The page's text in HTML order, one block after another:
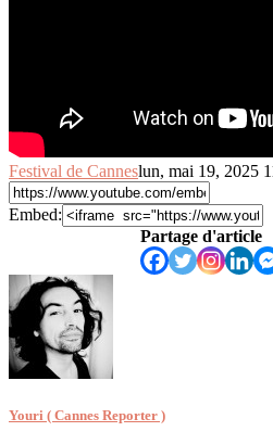
Festival de Canneslun, mai 19, 2025
Embed:
Partage d'article
Youri ( Cannes Reporter )